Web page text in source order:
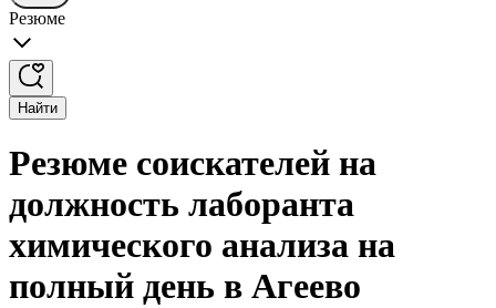
Резюме
Найти
Резюме соискателей на
должность лаборанта
химического анализа на
полный день в Агеево